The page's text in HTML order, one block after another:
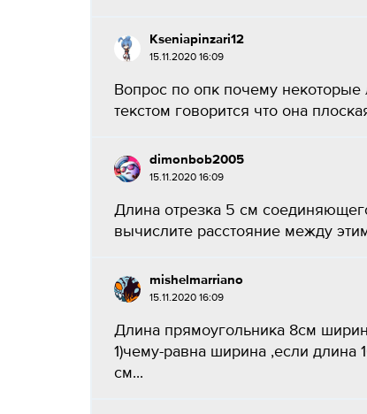
Kseniapinzari12
15.11.2020 16:09
Вопрос по опк почему
текстом говорится что она
dimonbob2005
15.11.2020 16:09
Длина отрезка 5 см
вычислите расстояние между
mishelmarriano
15.11.2020 16:09
Длина прямоугольника 8см
1)чему-равна ширина ,если длина
см...